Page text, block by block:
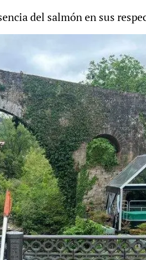
del salmón en sus